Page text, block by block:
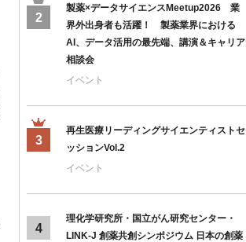
2
製薬×データサイエンスMeetup2026 業
界外出身者も活躍！ 製薬業界における
AI、データ活用の最先端、講演＆キャリア
相談会
イベント
3
再生医療リーディングサイエンティストセ
ッションVol.2
イベント
4
理化学研究所・国立がん研究センター・
LINK-J 創薬共創シンポジウム 日本の創薬